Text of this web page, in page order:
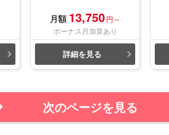
月額 13,750円～
ボーナス月加算あり
詳細を見る
次のページを見る